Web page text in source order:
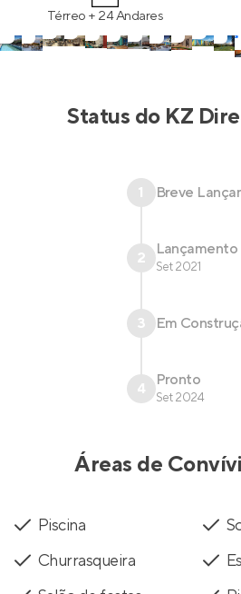
Térreo + 24 Andares
Status do KZ
1 Breve
2 Lançamento
Set 2021
3 Em
4 Pronto
Set 2024
Áreas de
Piscina
Churrasqueira